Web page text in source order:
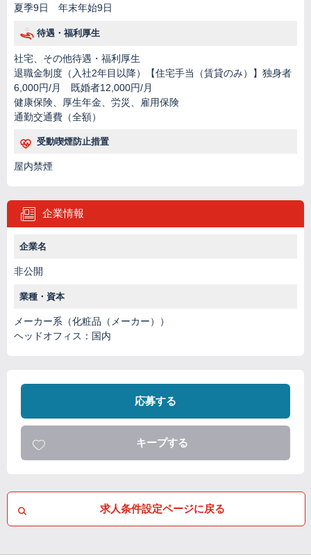
夏季9日 年末年始9日
待遇・福利厚生
社宅、その他待遇・福利厚生
退職金制度（入社2年目以降）【住宅手当（賃貸のみ）】独身者
6,000円/月 既婚者12,000円/月
健康保険、厚生年金、労災、雇用保険
通勤交通費（全額）
受動喫煙防止措置
屋内禁煙
企業情報
企業名
非公開
業種・資本
メーカー系（化粧品（メーカー））
ヘッドオフィス：国内
応募する
キープする
求人条件設定ページに戻る